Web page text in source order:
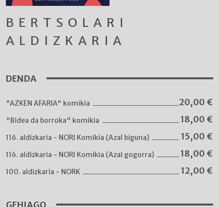
BERTSOLARI
ALDIZKARIA
DENDA
"AZKEN AFARIA" komikia 20,00 €
"Bidea da borroka" komikia 18,00 €
116. aldizkaria - NORI Komikia (Azal biguna) 15,00 €
116. aldizkaria - NORI Komikia (Azal gogorra) 18,00 €
100. aldizkaria - NORK 12,00 €
GEHIAGO